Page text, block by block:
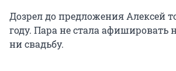
Дозрел до предложения Алексей
году. Пара не стала афишировать
ни свадьбу.